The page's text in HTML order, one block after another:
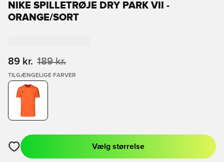
NIKE SPILLETRØJE DRY PARK VII -
ORANGE/SORT
89 kr. 189 kr.
TILGÆNGELIGE FARVER
Åbner en Modal til at logge ind eller tilmelde dig som medlem
Vælg størrelse